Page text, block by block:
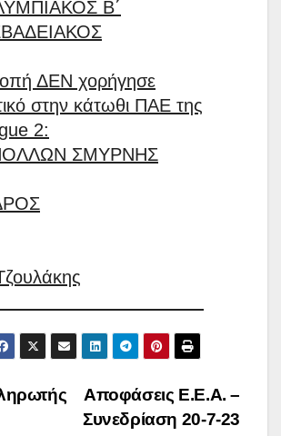
Β΄
ΔΕΝ χορήγησε
στην κάτωθι ΠΑΕ της
2:
ΣΜΥΡΝΗΣ
Αποφάσεις Ε.Ε.Α. –
Συνεδρίαση 20-7-23